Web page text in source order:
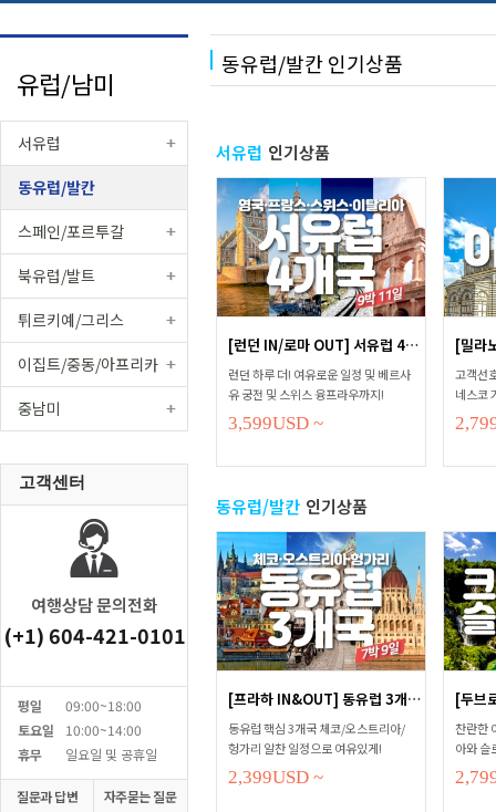
유럽/남미
서유럽
동유럽/발칸
스페인/포르투갈
북유럽/발트
튀르키예/그리스
이집트/중동/아프리카
중남미
고객센터
여행상담 문의전화
(+1) 604-421-0101
평일
09:00~18:00
토요일
10:00~14:00
휴무
일요일 및 공휴일
질문과 답변 자주묻는 질문
동유럽/발칸 인기상품
서유럽 인기상품
[런던 IN/로마 OUT] 서유럽 4개국 ...
런던 하루 더! 여유로운 일정 및 베르사
유 궁전 및 스위스 융프라우까지!
3,599USD ~
고객선
네스코
주!
동유럽/발칸 인기상품
[프라하 IN&OUT] 동유럽 3개국 완전...
동유럽 핵심 3개국 체코/오스트리아/
헝가리 알찬 일정으로 여유있게!
2,399USD ~
찬란한
아와 슬